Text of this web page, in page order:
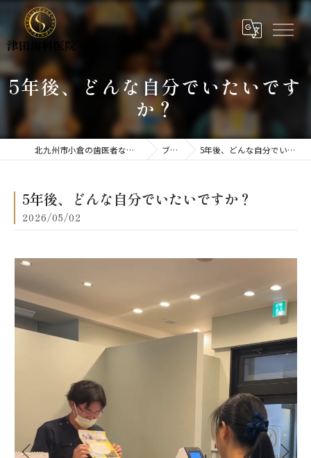
5年後、どんな自分でいたいです
か？
北九州市小倉の歯医者なら津田歯科医院 ブログ 5年後、どんな自分でいたいですか？
5年後、どんな自分でいたいですか？
2026/05/02